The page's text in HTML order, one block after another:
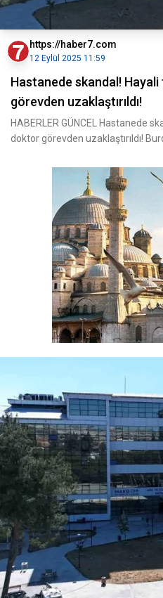
https://haber7.com
12 Eylül 2025 11:59
Hastanede skandal!
görevden uzaklaştırıldı!
HABERLER GÜNCEL Hastanede
doktor görevden uzaklaştırıldı!